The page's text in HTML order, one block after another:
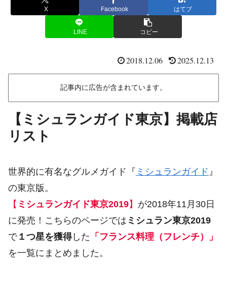
X Facebook はてブ
LINE コピー
2018.12.06 2025.12.13
記事内に広告が含まれています。
【ミシュランガイド東京】掲載店
リスト
世界的に有名なグルメガイド『 ミシュランガイド 』
の東京版。
【 ミシュランガイド東京2019】 が2018年11月30日
に発売！こちらのページでは ミシュラン東京2019
で１つ星を獲得した 「フランス料理（フレンチ）」
を一覧にまとめました。